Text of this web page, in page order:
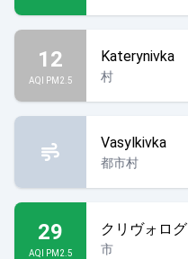
12
AQI PM2.5
Katerynivka
村
Vasylkivka
都市村
29
AQI PM2.5
クリヴォログ
市